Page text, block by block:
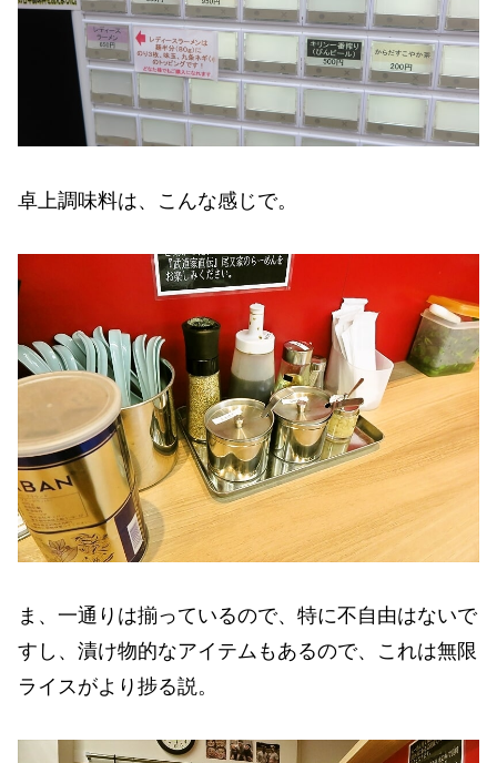
卓上調味料は、こんな感じで。
ま、一通りは揃っているので、特に不自由はないで
すし、漬け物的なアイテムもあるので、これは無限
ライスがより捗る説。